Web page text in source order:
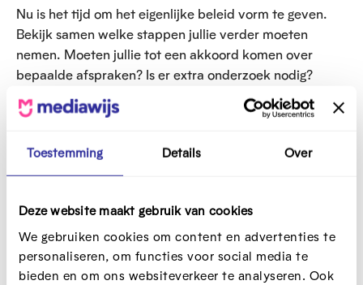
Toestemming Details Over
Deze website maakt gebruik van cookies
We gebruiken cookies om content en advertenties te
personaliseren, om functies voor social media te
bieden en om ons websiteverkeer te analyseren. Ook
Nu is het tijd om het eigenlijke beleid vorm te geven.
Bekijk samen welke stappen jullie verder moeten
nemen. Moeten jullie tot een akkoord komen over
bepaalde afspraken? Is er extra onderzoek nodig?
Willen jullie andere partijen aanspreken en om hulp
vragen? Wijs eventueel rollen en taken toe en plan
smartphonebeleid aansluit bij het huidige schoolbeleid,
de normen en waarden van de school en pedagogisch
projecten of ICT-plannen. Genieten leerlingen uit het
zesde middelbaar meer vrijheid dan jongere leerlingen,